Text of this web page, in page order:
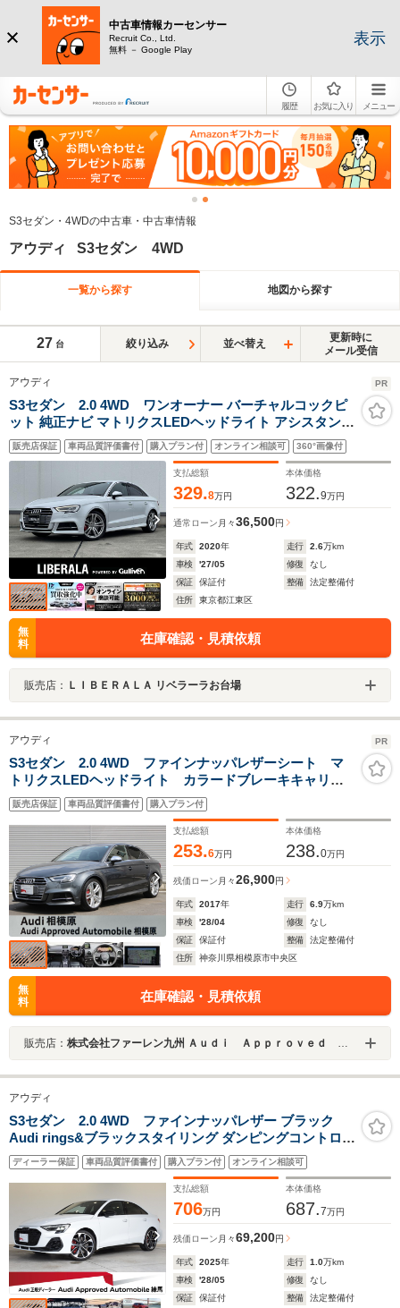
中古車情報カーセンサー
Recruit Co., Ltd.
無料 － Google Play
表示
履歴 お気に入り メニュー
S3セダン・4WDの中古車・中古車情報
アウディ S3セダン 4WD
一覧から探す 地図から探す
27 台 絞り込み 並べ替え
更新時に
メール受信
アウディ PR
S3セダン 2.0 4WD ワンオーナー バーチャルコックピ
ット 純正ナビ マトリクスLEDヘッドライト アシスタンス
パッケージ レッドブレーキキャリパー バックカメラ ETC
シートヒーター パワーシート Bluetooth ドライブレコー
販売店保証 車両品質評価書付 購入プラン付 オンライン相談可 360°画像付
支払総額
329.8万円
本体価格
322.9万円
通常ローン 月々36,500円
年式 2020年 走行 2.6万km
車検
'27/05 修復
なし
保証
保証付 整備
法定整備付
住所
東京都江東区
無
料
在庫確認・見積依頼
販売店： ＬＩＢＥＲＡＬＡ リベラーラお台場
アウディ PR
S3セダン 2.0 4WD ファインナッパレザーシート マ
トリクスLEDヘッドライト カラードブレーキキャリパ
ーレッド 認定中古車
販売店保証 車両品質評価書付 購入プラン付
支払総額
253.6万円
本体価格
238.0万円
残価ローン 月々26,900円
年式 2017年 走行 6.9万km
車検
'28/04 修復
なし
保証
保証付 整備
法定整備付
住所
神奈川県相模原市中央区
無
料
在庫確認・見積依頼
販売店： 株式会社ファーレン九州 Ａｕｄｉ Ａｐｐｒｏｖｅｄ 相模原
アウディ
S3セダン 2.0 4WD ファインナッパレザー ブラック
Audi rings&ブラックスタイリング ダンピングコントロー
ルサスペンション SONOS 3Dサウンドシステム カラード
ブレーキキャリパーレッド 認定中古車
ディーラー保証 車両品質評価書付 購入プラン付 オンライン相談可
支払総額
706万円
本体価格
687.7万円
残価ローン 月々69,200円
年式 2025年 走行 1.0万km
車検
'28/05 修復
なし
保証
保証付 整備
法定整備付